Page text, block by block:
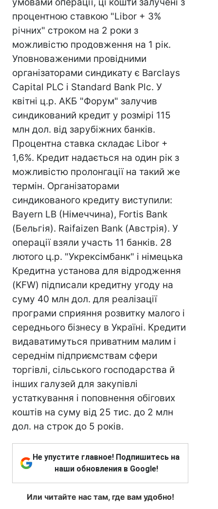
процентною ставкою "Libor + 3%
річних" строком на 2 роки з
можливістю продовження на 1 рік.
Уповноваженими провідними
організаторами синдикату є Barclays
Capital PLC і Standard Bank Plc. У
квітні ц.р. АКБ "Форум" залучив
синдикований кредит у розмірі 115
млн дол. від зарубіжних банків.
Процентна ставка складає Libor +
1,6%. Кредит надається на один рік з
можливістю пролонгації на такий же
термін. Організаторами
синдикованого кредиту виступили:
Bayern LB (Німеччина), Fortis Bank
(Бельгія). Raifaizen Bank (Австрія). У
операції взяли участь 11 банків. 28
лютого ц.р. "Укрексімбанк" і німецька
Кредитна установа для відродження
(KFW) підписали кредитну угоду на
суму 40 млн дол. для реалізації
програми сприяння розвитку малого і
середнього бізнесу в Україні. Кредити
видаватимуться приватним малим і
середнім підприємствам сфери
торгівлі, сільського господарства й
інших галузей для закупівлі
устаткування і поповнення обігових
коштів на суму від 25 тис. до 2 млн
дол. на строк до 5 років.
Не упустите главное! Подпишитесь на
наши обновления в Google!
Или читайте нас там, где вам удобно!